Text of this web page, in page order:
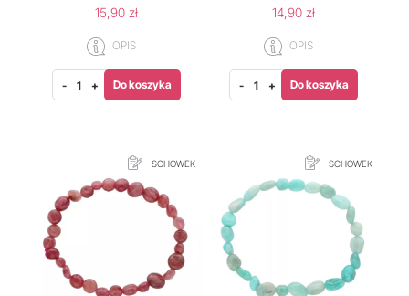
15,90 zł
OPIS
- + Do koszyka
14,90 zł
OPIS
- + Do koszyka
SCHOWEK SCHOWEK